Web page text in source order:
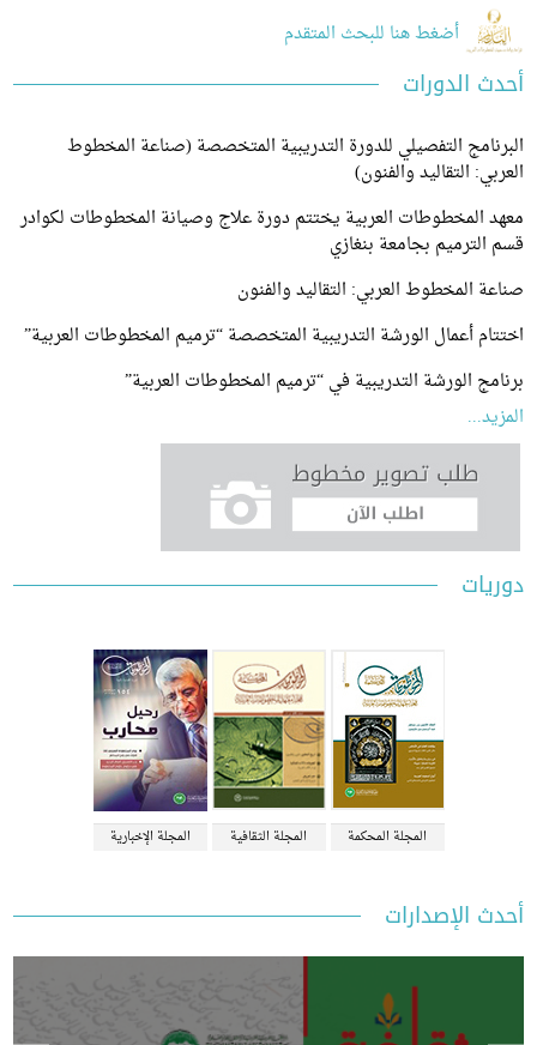
أضغط هنا للبحث المتقدم
الدورات
التفصيلي للدورة التدريبية المتخصصة (صناعة المخطوط
التقاليد والفنون)
المخطوطات العربية يختتم دورة علاج وصيانة المخطوطات لكوادر
بجامعة بنغازي
المخطوط العربي: التقاليد والفنون
أعمال الورشة التدريبية المتخصصة “ترميم المخطوطات العربية”
الورشة التدريبية في “ترميم المخطوطات العربية”
المجلة المحكمة المجلة الثقافية المجلة الإخبارية
الإصدارات